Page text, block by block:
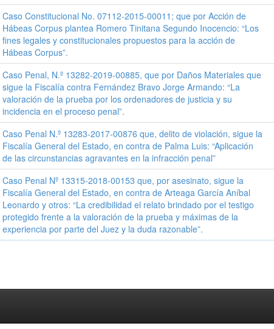
Caso Constitucional No. 07112-2015-00011; que por Acción de
Hábeas Corpus plantea Romero Tinitana Segundo Inocencio: “Los
fines legales y constitucionales propuestos para la acción de
Hábeas Corpus”.
Caso Penal, N.º 13282-2019-00885, que por Daños Materiales que
sigue la Fiscalía contra Fernández Bravo Jorge Armando: “La
valoración de la prueba por los ordenadores de justicia y su
incidencia en el proceso penal”.
Caso Penal N.º 13283-2017-00876 que, delito de violación, sigue la
Fiscalía General del Estado, en contra de Palma Luis: “Aplicación
de las circunstancias agravantes en la infracción penal”
Caso Penal Nº 13315-2018-00153 que, por asesinato, sigue la
Fiscalía General del Estado, en contra de Arteaga García Aníbal
Leonardo y otros: “La credibilidad el relato brindado por el testigo
protegido frente a la valoración de la prueba y máximas de la
experiencia por parte del Juez y la duda razonable”.